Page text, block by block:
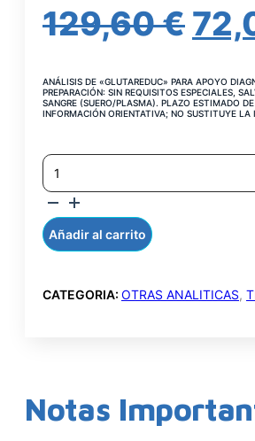
129,60€ EL
ANÁLISIS DE «GLUTAREDUC» PARA APOYO
PREPARACIÓN: SIN REQUISITOS ESPECIALES,
SANGRE (SUERO/PLASMA). PLAZO ESTIMADO
INFORMACIÓN ORIENTATIVA; NO SUSTITUYE LA
GLUTATION
REDUCTASA
CANTIDAD
Añadir al carrito
CATEGORIA: OTRAS ANALITICAS,
Notas